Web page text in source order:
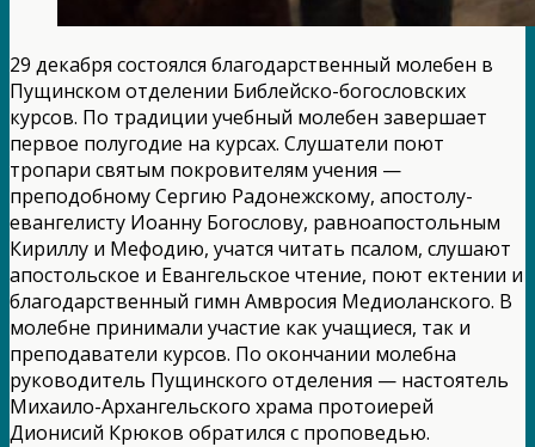
29 декабря состоялся благодарственный молебен в
Пущинском отделении Библейско-богословских
курсов. По традиции учебный молебен завершает
первое полугодие на курсах. Слушатели поют
тропари святым покровителям учения —
преподобному Сергию Радонежскому, апостолу-
евангелисту Иоанну Богослову, равноапостольным
Кириллу и Мефодию, учатся читать псалом, слушают
апостольское и Евангельское чтение, поют ектении и
благодарственный гимн Амвросия Медиоланского. В
молебне принимали участие как учащиеся, так и
преподаватели курсов. По окончании молебна
руководитель Пущинского отделения — настоятель
Михаило-Архангельского храма протоиерей
Дионисий Крюков обратился с проповедью.